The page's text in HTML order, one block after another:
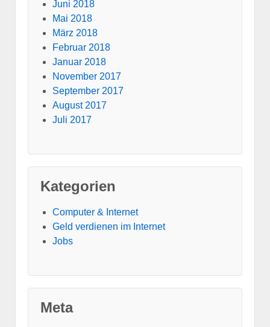
Juni 2018
Mai 2018
März 2018
Februar 2018
Januar 2018
November 2017
September 2017
August 2017
Juli 2017
Kategorien
Computer & Internet
Geld verdienen im Internet
Jobs
Meta